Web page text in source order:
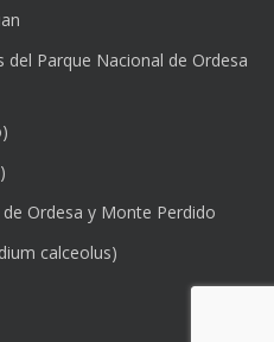
del Parque Nacional de Ordesa
Ordesa y Monte Perdido
calceolus)